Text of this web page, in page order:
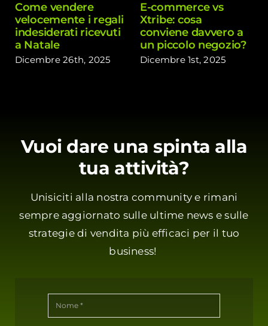
Come vendere
velocemente i regali
indesiderati ricevuti
a Natale
Dicembre 26th, 2025
E-commerce vs
Xtribe: cosa
conviene davvero a
un piccolo negozio?
Dicembre 1st, 2025
Vuoi dare una spinta alla
tua attività?
Unisiciti alla nostra community e rimani
sempre aggiornato sulle ultime news e sulle
strategie di vendita più efficaci per il tuo
business!